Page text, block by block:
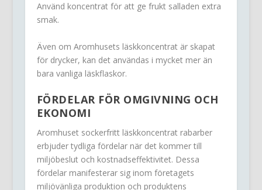
Använd koncentrat för att ge frukt salladen extra
smak.
Även om Aromhusets läskkoncentrat är skapat
för drycker, kan det användas i mycket mer än
bara vanliga läskflaskor.
FÖRDELAR FÖR OMGIVNING OCH
EKONOMI
Aromhuset sockerfritt läskkoncentrat rabarber
erbjuder tydliga fördelar när det kommer till
miljöbeslut och kostnadseffektivitet. Dessa
fördelar manifesterar sig inom företagets
miljövänliga produktion och produktens